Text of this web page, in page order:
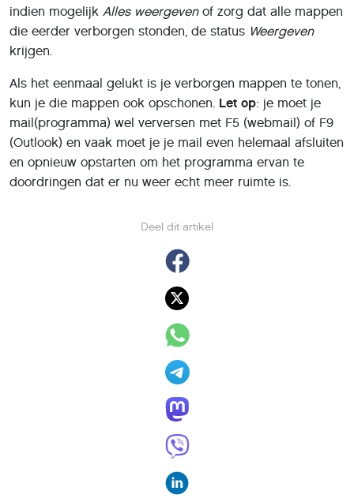
Deel dit artikel
indien mogelijk Alles weergevenof zorg dat alle mappen
die eerder verborgen stonden, de status Weergeven
krijgen.
Als het eenmaal gelukt is je verborgen mappen te tonen,
kun je die mappen ook opschonen. Let op: je moet je
mail(programma) wel verversen met F5 (webmail) of F9
(Outlook) en vaak moet je je mail even helemaal afsluiten
en opnieuw opstarten om het programma ervan te
doordringen dat er nu weer echt meer ruimte is.